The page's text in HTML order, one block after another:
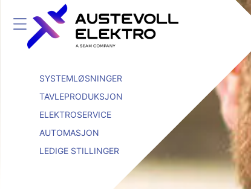
SYSTEMLØSNINGER
TAVLEPRODUKSJON
ELEKTROSERVICE
AUTOMASJON
LEDIGE STILLINGER